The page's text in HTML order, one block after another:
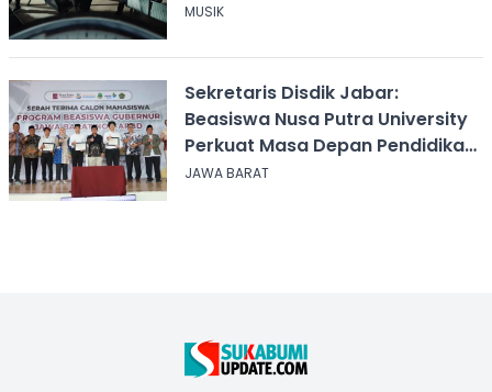
MUSIK
Sekretaris Disdik Jabar:
Beasiswa Nusa Putra University
Perkuat Masa Depan Pendidikan
Jawa Barat
JAWA BARAT